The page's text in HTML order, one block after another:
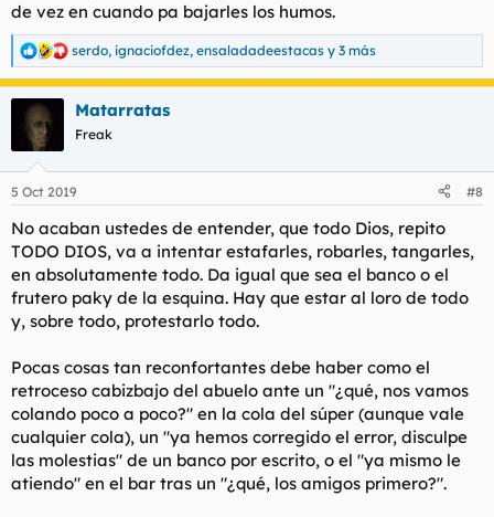
de vez en cuando pa bajarles los humos.
R
e
a
e
:
serdo, ignaciofdez, ensaladadeestacas y 3 más
Matarratas
Freak
5 Oct 2019 #8
No acaban ustedes de entender, que todo Dios, repito
TODO DIOS, va a intentar estafarles, robarles, tangarles,
en absolutamente todo. Da igual que sea el banco o el
frutero paky de la esquina. Hay que estar al loro de todo
y, sobre todo, protestarlo todo.
Pocas cosas tan reconfortantes debe haber como el
retroceso cabizbajo del abuelo ante un "¿qué, nos vamos
colando poco a poco?" en la cola del súper (aunque vale
cualquier cola), un "ya hemos corregido el error, disculpe
las molestias" de un banco por escrito, o el "ya mismo le
atiendo" en el bar tras un "¿qué, los amigos primero?".